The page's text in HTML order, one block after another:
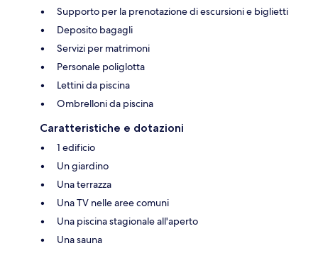
Supporto per la prenotazione di escursioni e biglietti
Deposito bagagli
Servizi per matrimoni
Personale poliglotta
Lettini da piscina
Ombrelloni da piscina
Caratteristiche e dotazioni
1 edificio
Un giardino
Una terrazza
Una TV nelle aree comuni
Una piscina stagionale all'aperto
Una sauna